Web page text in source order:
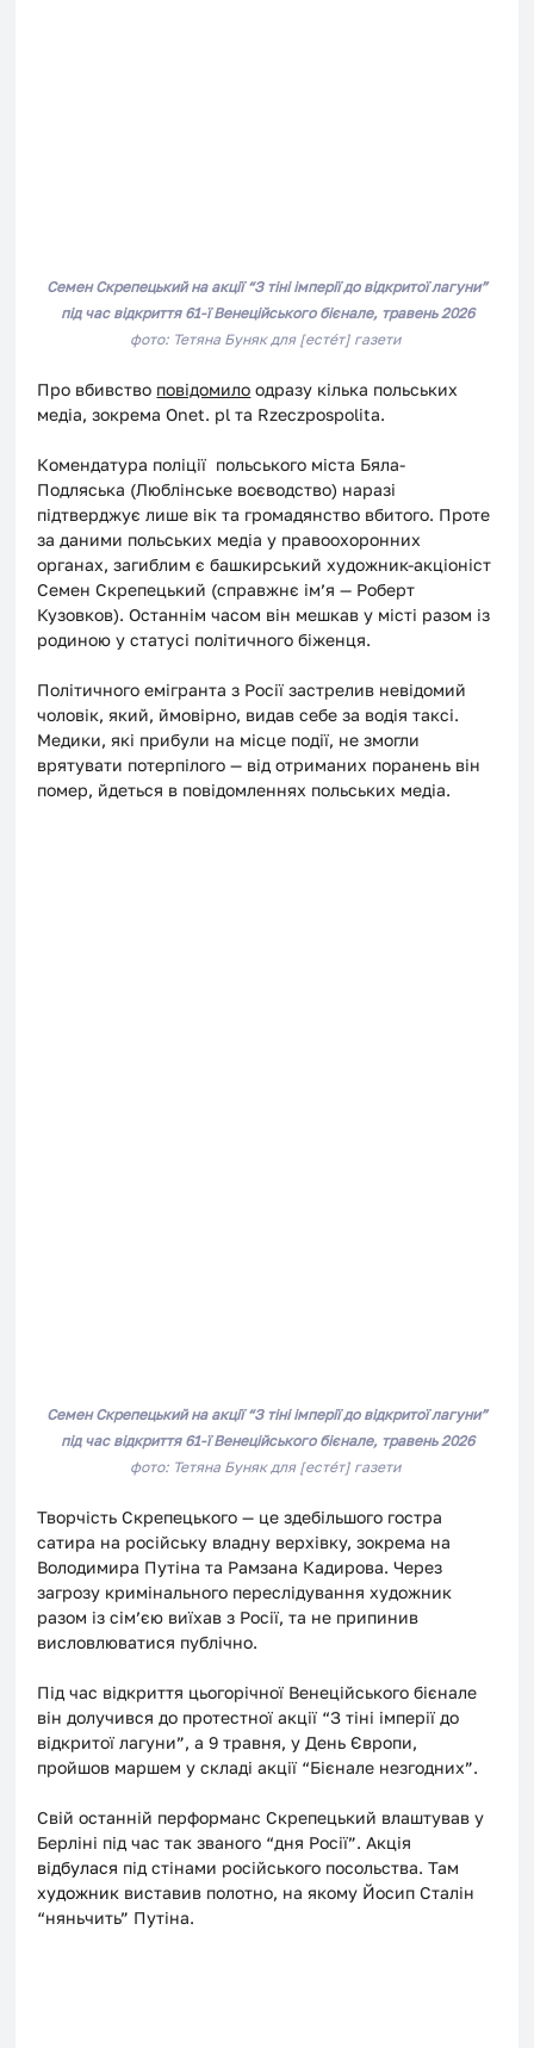
Семен Скрепецький на акції “З тіні імперії до відкритої лагуни”
під час відкриття 61-ї Венеційського бієнале, травень 2026
фото: Тетяна Буняк для [естéт] газети
Про вбивство повідомило одразу кілька польських
медіа, зокрема Onet. pl та Rzeczpospolita.
Комендатура поліції  польського міста Бяла-
Подляська (Люблінське воєводство) наразі
підтверджує лише вік та громадянство вбитого. Проте
за даними польських медіа у правоохоронних
органах, загиблим є башкирський художник-акціоніст
Семен Скрепецький (справжнє ім’я — Роберт
Кузовков). Останнім часом він мешкав у місті разом із
родиною у статусі політичного біженця.
Політичного емігранта з Росії застрелив невідомий
чоловік, який, ймовірно, видав себе за водія таксі.
Медики, які прибули на місце події, не змогли
врятувати потерпілого — від отриманих поранень він
помер, йдеться в повідомленнях польських медіа.
Семен Скрепецький на акції “З тіні імперії до відкритої лагуни”
під час відкриття 61-ї Венеційського бієнале, травень 2026
фото: Тетяна Буняк для [естéт] газети
Творчість Скрепецького — це здебільшого гостра
сатира на російську владну верхівку, зокрема на
Володимира Путіна та Рамзана Кадирова. Через
загрозу кримінального переслідування художник
разом із сім’єю виїхав з Росії, та не припинив
висловлюватися публічно.
Під час відкриття цьогорічної Венеційського бієнале
він долучився до протестної акції “З тіні імперії до
відкритої лагуни”, а 9 травня, у День Європи,
пройшов маршем у складі акції “Бієнале незгодних”.
Свій останній перформанс Скрепецький влаштував у
Берліні під час так званого “дня Росії”. Акція
відбулася під стінами російського посольства. Там
художник виставив полотно, на якому Йосип Сталін
“няньчить” Путіна.